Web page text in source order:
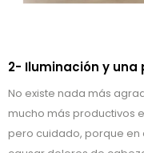
2- Iluminación y
No existe nada más
mucho más productivos
pero cuidado, porque en